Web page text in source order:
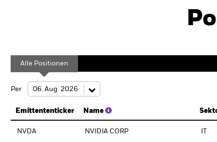
Alle Positionen
Per
Emittententicker Name
NVDA NVIDIA CORP